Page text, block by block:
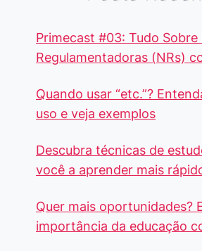
Primecast #03: Tudo Sobre
Regulamentadoras (NRs)
Quando usar “etc.”?
uso e veja exemplos
Descubra técnicas de
você a aprender mais
Quer mais oportunidades?
importância da educação